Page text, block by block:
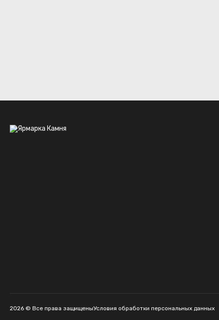
2026 © Все права защищеныУсловия обработки персональных данных